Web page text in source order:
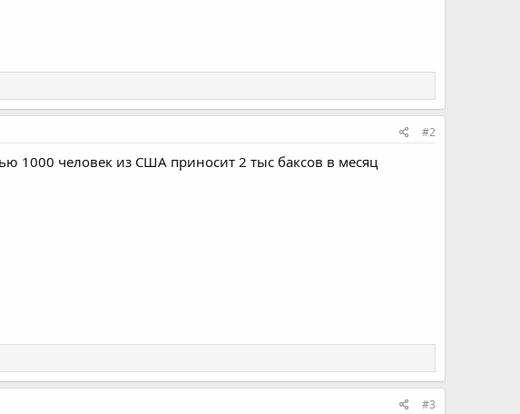
#2
1000 человек из США приносит 2 тыс баксов в месяц
#3